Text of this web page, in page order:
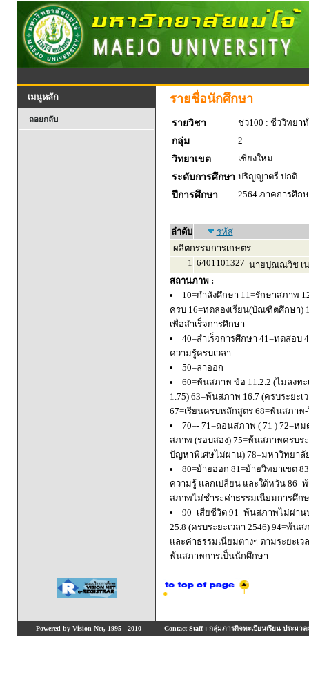
เมนูหลัก
ถอยกลับ
รายชื่อนักศึกษา
รายวิชา
ชว100 : ชีววิทยา
กลุ่ม
2
วิทยาเขต
เชียงใหม่
ระดับการศึกษา ปริญญาตรี ปกติ
ปีการศึกษา
2564 ภาคการศึก
ลำดับ
รหัส
ผลิตกรรมการเกษตร
1 6401101327 นายปุณณวิช เ
สถานภาพ :
10=กำลังศึกษา 11=รักษาสภาพ
ครบ 16=ทดลองเรียน(บัณฑิตศึกษา)
เพื่อสำเร็จการศึกษา
40=สำเร็จการศึกษา 41=ทดสอบ
ความรู้ครบเวลา
50=ลาออก
60=พ้นสภาพ ข้อ 11.2.2 (ไม่ลงท
1.75) 63=พ้นสภาพ 16.7 (ครบระยะ
67=เรียนครบหลักสูตร 68=พ้นสภา
70=- 71=ถอนสภาพ ( 71 ) 72=
สภาพ (รอบสอง) 75=พ้นสภาพครบ
ปัญหาพิเศษไม่ผ่าน) 78=มหาวิทยา
80=ย้ายออก 81=ย้ายวิทยาเขต
ความรู้ แลกเปลี่ยน และใต้หวัน
สภาพไม่ชำระค่าธรรมเนียมการศึก
90=เสียชีวิต 91=พ้นสภาพไม่ผ่า
25.8 (ครบระยะเวลา 2546) 94=พ้
และค่าธรรมเนียมต่างๆ ตามระยะเ
พ้นสภาพการเป็นนักศึกษา
Powered by Vision Net, 1995 - 2010 Contact Staff : กลุ่มภารกิจทะเบียนเรียน ประมวล